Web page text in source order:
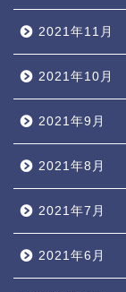
2021年11月
2021年10月
2021年9月
2021年8月
2021年7月
2021年6月